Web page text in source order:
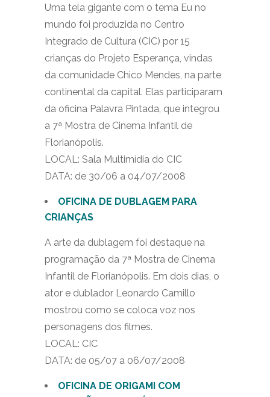
Uma tela gigante com o tema Eu no
mundo foi produzida no Centro
Integrado de Cultura (CIC) por 15
crianças do Projeto Esperança, vindas
da comunidade Chico Mendes, na parte
continental da capital. Elas participaram
da oficina Palavra Pintada, que integrou
a 7ª Mostra de Cinema Infantil de
Florianópolis.
LOCAL: Sala Multimídia do CIC
DATA: de 30/06 a 04/07/2008
OFICINA DE DUBLAGEM PARA
CRIANÇAS
A arte da dublagem foi destaque na
programação da 7ª Mostra de Cinema
Infantil de Florianópolis. Em dois dias, o
ator e dublador Leonardo Camillo
mostrou como se coloca voz nos
personagens dos filmes.
LOCAL: CIC
DATA: de 05/07 a 06/07/2008
OFICINA DE ORIGAMI COM